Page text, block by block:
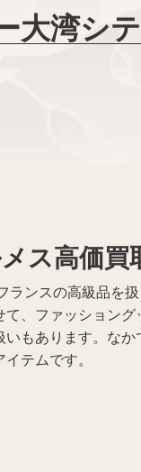
ヘッドホン買取
生前整理
大湾シ
ス高価
ランスの高級品を
て、ファッション
いもあります。な
テムです。